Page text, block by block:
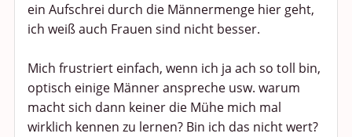
ein Aufschrei durch die Männermenge hier geht,
ich weiß auch Frauen sind nicht besser.
Mich frustriert einfach, wenn ich ja ach so toll bin,
optisch einige Männer anspreche usw. warum
macht sich dann keiner die Mühe mich mal
wirklich kennen zu lernen? Bin ich das nicht wert?